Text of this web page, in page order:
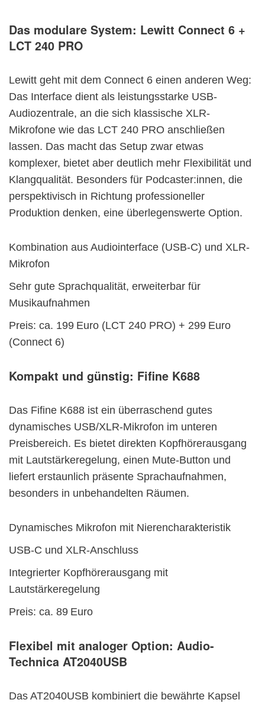
Das modulare System: Lewitt Connect 6 +
LCT 240 PRO
Lewitt geht mit dem Connect 6 einen anderen Weg:
Das Interface dient als leistungsstarke USB-
Audiozentrale, an die sich klassische XLR-
Mikrofone wie das LCT 240 PRO anschließen
lassen. Das macht das Setup zwar etwas
komplexer, bietet aber deutlich mehr Flexibilität und
Klangqualität. Besonders für Podcaster:innen, die
perspektivisch in Richtung professioneller
Produktion denken, eine überlegenswerte Option.
Kombination aus Audiointerface (USB-C) und XLR-
Mikrofon
Sehr gute Sprachqualität, erweiterbar für
Musikaufnahmen
Preis: ca. 199 Euro (LCT 240 PRO) + 299 Euro
(Connect 6)
Kompakt und günstig: Fifine K688
Das Fifine K688 ist ein überraschend gutes
dynamisches USB/XLR-Mikrofon im unteren
Preisbereich. Es bietet direkten Kopfhörerausgang
mit Lautstärkeregelung, einen Mute-Button und
liefert erstaunlich präsente Sprachaufnahmen,
besonders in unbehandelten Räumen.
Dynamisches Mikrofon mit Nierencharakteristik
USB-C und XLR-Anschluss
Integrierter Kopfhörerausgang mit
Lautstärkeregelung
Preis: ca. 89 Euro
Flexibel mit analoger Option: Audio-
Technica AT2040USB
Das AT2040USB kombiniert die bewährte Kapsel